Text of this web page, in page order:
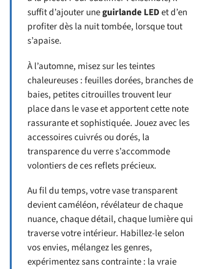
suffit d’ajouter uneguirlande LEDet d’en
profiter dès la nuit tombée, lorsque tout
s’apaise.
À l’automne, misez sur les teintes
chaleureuses : feuilles dorées, branches de
baies, petites citrouilles trouvent leur
place dans le vase et apportent cette note
rassurante et sophistiquée. Jouez avec les
accessoires cuivrés ou dorés, la
transparence du verre s’accommode
volontiers de ces reflets précieux.
Au fil du temps, votre vase transparent
devient caméléon, révélateur de chaque
nuance, chaque détail, chaque lumière qui
traverse votre intérieur. Habillez-le selon
vos envies, mélangez les genres,
expérimentez sans contrainte : la vraie